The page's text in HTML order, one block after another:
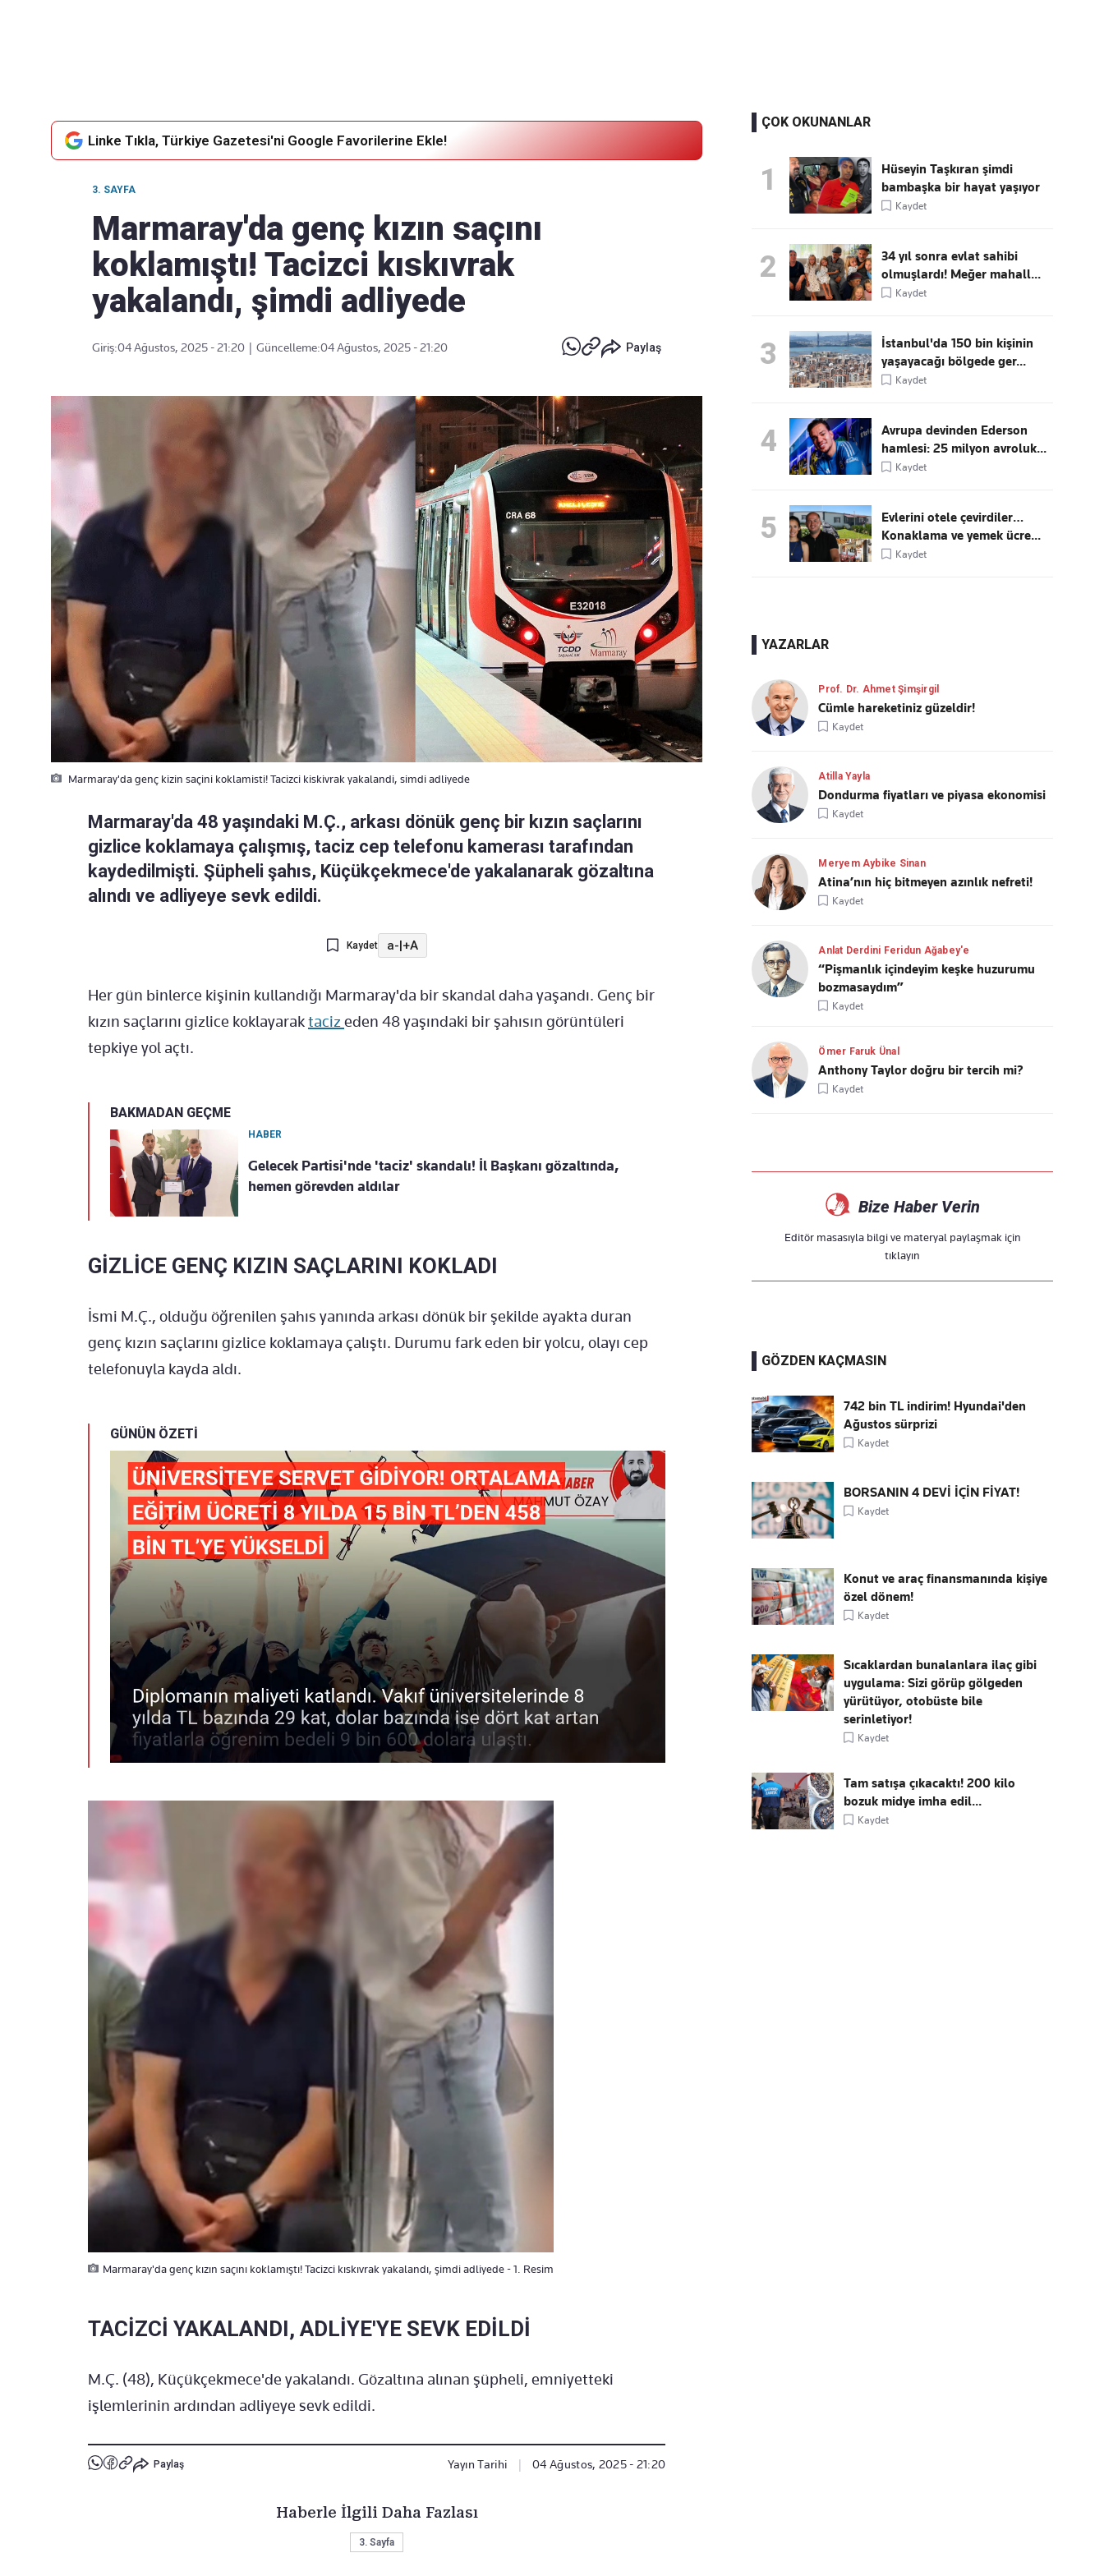
Linke Tıkla, Türkiye Gazetesi'ni Google Favorilerine Ekle!
3. SAYFA
Marmaray'da genç kızın saçını
koklamıştı! Tacizci kıskıvrak
yakalandı, şimdi adliyede
Giriş:04 Ağustos, 2025 - 21:20 Güncelleme:04 Ağustos, 2025 - 21:20 Paylaş
Marmaray'da genç kizin saçini koklamisti! Tacizci kiskivrak yakalandi, simdi adliyede
Marmaray'da 48 yaşındaki M.Ç., arkası dönük genç bir kızın saçlarını
gizlice koklamaya çalışmış, taciz cep telefonu kamerası tarafından
kaydedilmişti. Şüpheli şahıs, Küçükçekmece'de yakalanarak gözaltına
alındı ve adliyeye sevk edildi.
Kaydet a-|+A
Her gün binlerce kişinin kullandığı Marmaray'da bir skandal daha yaşandı. Genç bir
kızın saçlarını gizlice koklayaraktacizeden 48 yaşındaki bir şahısın görüntüleri
tepkiye yol açtı.
BAKMADAN GEÇME
HABER
Gelecek Partisi'nde 'taciz' skandalı! İl Başkanı gözaltında,
hemen görevden aldılar
GİZLİCE GENÇ KIZIN SAÇLARINI KOKLADI
İsmi M.Ç., olduğu öğrenilen şahıs yanında arkası dönük bir şekilde ayakta duran
genç kızın saçlarını gizlice koklamaya çalıştı. Durumu fark eden bir yolcu, olayı cep
telefonuyla kayda aldı.
GÜNÜN ÖZETİ
Marmaray'da genç kızın saçını koklamıştı! Tacizci kıskıvrak yakalandı, şimdi adliyede - 1. Resim
TACİZCİ YAKALANDI, ADLİYE'YE SEVK EDİLDİ
M.Ç. (48), Küçükçekmece'de yakalandı. Gözaltına alınan şüpheli, emniyetteki
işlemlerinin ardından adliyeye sevk edildi.
Paylaş Yayın Tarihi 04 Ağustos, 2025 - 21:20
Haberle İlgili Daha Fazlası
3. Sayfa
ÇOK OKUNANLAR
1
Hüseyin Taşkıran şimdi
bambaşka bir hayat yaşıyor
Kaydet
2
34 yıl sonra evlat sahibi
olmuşlardı! Meğer mahall...
Kaydet
3
İstanbul'da 150 bin kişinin
yaşayacağı bölgede ger...
Kaydet
4
Avrupa devinden Ederson
hamlesi: 25 milyon avroluk...
Kaydet
5
Evlerini otele çevirdiler…
Konaklama ve yemek ücre...
Kaydet
YAZARLAR
Prof. Dr. Ahmet Şimşirgil
Cümle hareketiniz güzeldir!
Kaydet
Atilla Yayla
Dondurma fiyatları ve piyasa ekonomisi
Kaydet
Meryem Aybike Sinan
Atina’nın hiç bitmeyen azınlık nefreti!
Kaydet
Anlat Derdini Feridun Ağabey'e
“Pişmanlık içindeyim keşke huzurumu
bozmasaydım”
Kaydet
Ömer Faruk Ünal
Anthony Taylor doğru bir tercih mi?
Kaydet
Bize Haber Verin
Editör masasıyla bilgi ve materyal paylaşmak için
tıklayın
GÖZDEN KAÇMASIN
742 bin TL indirim! Hyundai'den
Ağustos sürprizi
Kaydet
BORSANIN 4 DEVİ İÇİN FİYAT!
Kaydet
Konut ve araç finansmanında kişiye
özel dönem!
Kaydet
Sıcaklardan bunalanlara ilaç gibi
uygulama: Sizi görüp gölgeden
yürütüyor, otobüste bile
serinletiyor!
Kaydet
Tam satışa çıkacaktı! 200 kilo
bozuk midye imha edil...
Kaydet